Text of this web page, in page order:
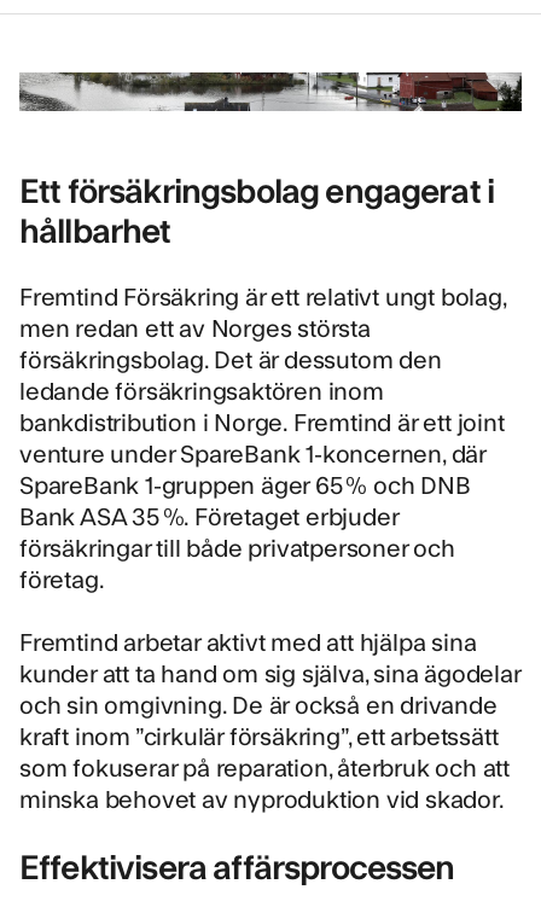
Ett försäkringsbolag engagerat i
hållbarhet
Fremtind Försäkring är ett relativt ungt bolag,
men redan ett av Norges största
försäkringsbolag. Det är dessutom den
ledande försäkringsaktören inom
bankdistribution i Norge. Fremtind är ett joint
venture under SpareBank 1-koncernen, där
SpareBank 1-gruppen äger 65 % och DNB
Bank ASA 35 %. Företaget erbjuder
försäkringar till både privatpersoner och
företag.
Fremtind arbetar aktivt med att hjälpa sina
kunder att ta hand om sig själva, sina ägodelar
och sin omgivning. De är också en drivande
kraft inom ”cirkulär försäkring”, ett arbetssätt
som fokuserar på reparation, återbruk och att
minska behovet av nyproduktion vid skador.
Effektivisera affärsprocessen